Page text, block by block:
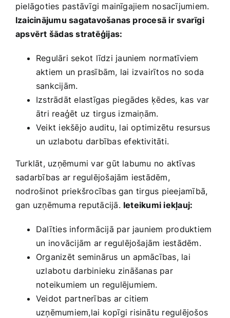
pielāgoties pastāvīgi mainīgajiem nosacījumiem.
Izaicinājumu sagatavošanas procesā ir svarīgi
apsvērt šādas stratēģijas:
Regulāri sekot līdzi jauniem normatīviem
aktiem un prasībām, lai izvairītos no soda
sankcijām.
Izstrādāt elastīgas piegādes ķēdes,‍ kas var
ātri reaģēt uz tirgus izmaiņām.
Veikt iekšējo auditu, lai optimizētu ⁤resursus
un uzlabotu darbības efektivitāti.
Turklāt, uzņēmumi var gūt labumu no aktīvas
sadarbības ar regulējošajām iestādēm,​
nodrošinot priekšrocības gan tirgus pieejamībā,⁢
gan uzņēmuma reputācijā. Ieteikumi iekļauj:
Dalīties informācijā par‌ jauniem produktiem
⁤un ‍inovācijām ar regulējošajām iestādēm.
Organizēt seminārus un apmācības, lai
uzlabotu darbinieku zināšanas par
noteikumiem un regulējumiem.
Veidot partnerības ar citiem
uzņēmumiem,lai kopīgi risinātu regulējošos